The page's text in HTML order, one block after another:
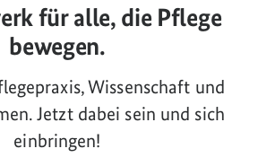
für alle, die Pflege
bewegen.
Wissenschaft und
Jetzt dabei sein und sich
einbringen!